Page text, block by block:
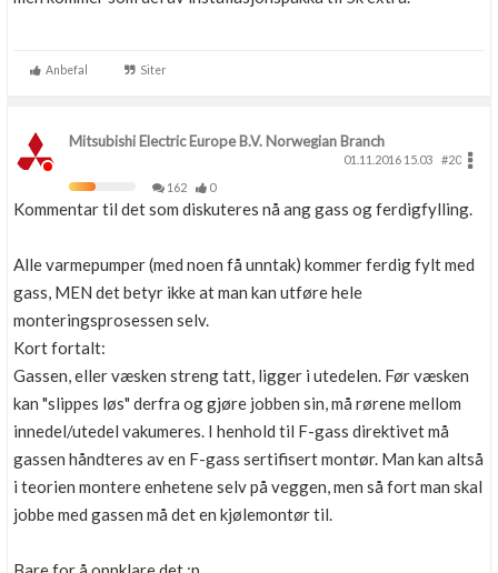
Anbefal Siter
Mitsubishi Electric Europe B.V. Norwegian Branch
01.11.2016 15.03
#20
162
0
Kommentar til det som diskuteres nå ang gass og ferdigfylling.
Alle varmepumper (med noen få unntak) kommer ferdig fylt med
gass, MEN det betyr ikke at man kan utføre hele
monteringsprosessen selv.
Kort fortalt:
Gassen, eller væsken streng tatt, ligger i utedelen. Før væsken
kan "slippes løs" derfra og gjøre jobben sin, må rørene mellom
innedel/utedel vakumeres. I henhold til F-gass direktivet må
gassen håndteres av en F-gass sertifisert montør. Man kan altså
i teorien montere enhetene selv på veggen, men så fort man skal
jobbe med gassen må det en kjølemontør til.